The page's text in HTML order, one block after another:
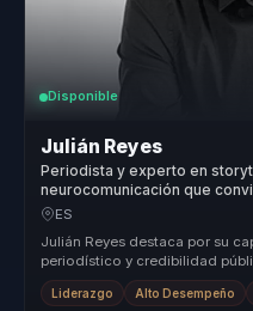
Disponible
Julián Reyes
Periodista y experto en
neurocomunicación que
claridad e impacto mediático
ES
Julián Reyes destaca por su
periodístico y credibilidad
Su metodolo...
Liderazgo Alto Desempeño